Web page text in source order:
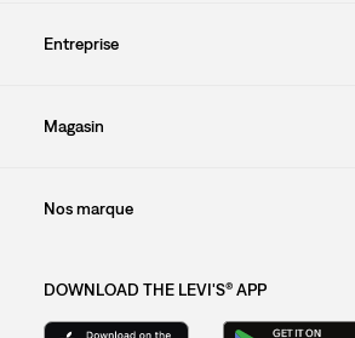
Entreprise
Magasin
Nos marque
DOWNLOAD THE LEVI'S® APP